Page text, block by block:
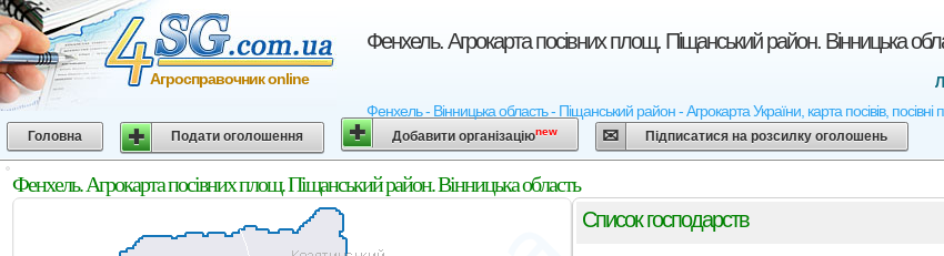
Фенхель. Агрокарта посівних площ. Піщанський район. Вінницька
Фенхель - Вінницька область - Піщанський район - Агрокарта України, карта посівів,
Агросправочник online
Головна Подати оголошення Добавити організаціюnew Підписатися на розсилку оголошень
Фенхель. Агрокарта посівних площ. Піщанський район. Вінницька область
Список господарств